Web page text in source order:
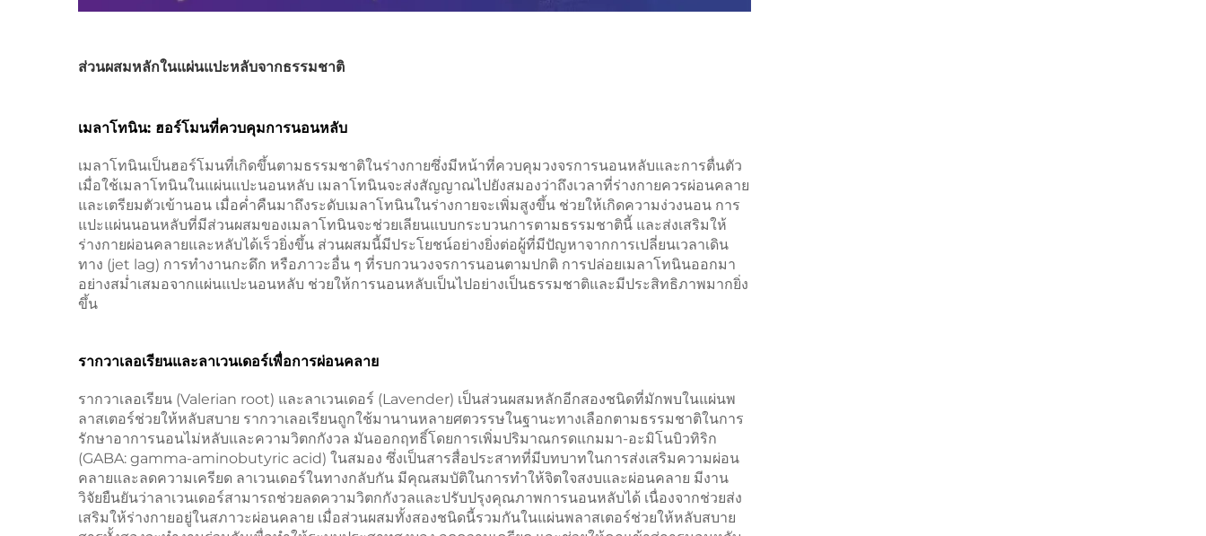
ส่วนผสมหลักในแผ่นแปะหลับจากธรรมชาติ
เมลาโทนิน: ฮอร์โมนที่ควบคุมการนอนหลับ
เมลาโทนินเป็นฮอร์โมนที่เกิดขึ้นตามธรรมชาติในร่างกายซึ่งมีหน้าที่ควบคุมวงจรการนอนหลับและการตื่นตัว
เมื่อใช้เมลาโทนินในแผ่นแปะนอนหลับ เมลาโทนินจะส่งสัญญาณไปยังสมองว่าถึงเวลาที่ร่างกายควรผ่อนคลาย
และเตรียมตัวเข้านอน เมื่อค่ำคืนมาถึงระดับเมลาโทนินในร่างกายจะเพิ่มสูงขึ้น ช่วยให้เกิดความง่วงนอน การ
แปะแผ่นนอนหลับที่มีส่วนผสมของเมลาโทนินจะช่วยเลียนแบบกระบวนการตามธรรมชาตินี้ และส่งเสริมให้
ร่างกายผ่อนคลายและหลับได้เร็วยิ่งขึ้น ส่วนผสมนี้มีประโยชน์อย่างยิ่งต่อผู้ที่มีปัญหาจากการเปลี่ยนเวลาเดิน
ทาง (jet lag) การทำงานกะดึก หรือภาวะอื่น ๆ ที่รบกวนวงจรการนอนตามปกติ การปล่อยเมลาโทนินออกมา
อย่างสม่ำเสมอจากแผ่นแปะนอนหลับ ช่วยให้การนอนหลับเป็นไปอย่างเป็นธรรมชาติและมีประสิทธิภาพมากยิ่ง
ขึ้น
รากวาเลอเรียนและลาเวนเดอร์เพื่อการผ่อนคลาย
รากวาเลอเรียน (Valerian root) และลาเวนเดอร์ (Lavender) เป็นส่วนผสมหลักอีกสองชนิดที่มักพบในแผ่นพ
ลาสเตอร์ช่วยให้หลับสบาย รากวาเลอเรียนถูกใช้มานานหลายศตวรรษในฐานะทางเลือกตามธรรมชาติในการ
รักษาอาการนอนไม่หลับและความวิตกกังวล มันออกฤทธิ์โดยการเพิ่มปริมาณกรดแกมมา-อะมิโนบิวทิริก
(GABA: gamma-aminobutyric acid) ในสมอง ซึ่งเป็นสารสื่อประสาทที่มีบทบาทในการส่งเสริมความผ่อน
คลายและลดความเครียด ลาเวนเดอร์ในทางกลับกัน มีคุณสมบัติในการทำให้จิตใจสงบและผ่อนคลาย มีงาน
วิจัยยืนยันว่าลาเวนเดอร์สามารถช่วยลดความวิตกกังวลและปรับปรุงคุณภาพการนอนหลับได้ เนื่องจากช่วยส่ง
เสริมให้ร่างกายอยู่ในสภาวะผ่อนคลาย เมื่อส่วนผสมทั้งสองชนิดนี้รวมกันในแผ่นพลาสเตอร์ช่วยให้หลับสบาย